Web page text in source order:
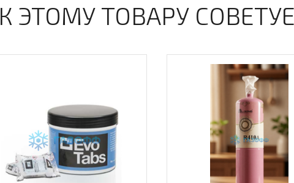
К ЭТОМУ ТОВАРУ